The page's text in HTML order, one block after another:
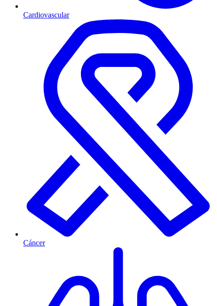
Cardiovascular
Cáncer